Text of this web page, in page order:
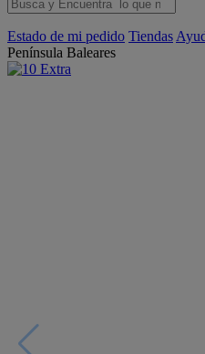
Estado de mi pedido Tiendas
Península Baleares